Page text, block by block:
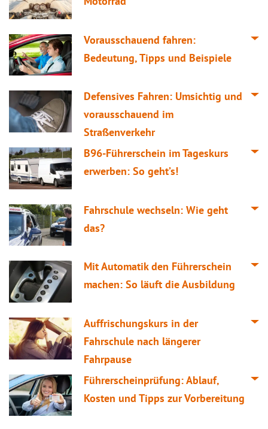
Vorausschauend fahren:
Bedeutung, Tipps und Beispiele
Defensives Fahren: Umsichtig und
vorausschauend im
Straßenverkehr
B96-Führerschein im Tageskurs
erwerben: So geht’s!
Fahrschule wechseln: Wie geht
das?
Mit Automatik den Führerschein
machen: So läuft die Ausbildung
Auffrischungskurs in der
Fahrschule nach längerer
Fahrpause
Führerscheinprüfung: Ablauf,
Kosten und Tipps zur Vorbereitung